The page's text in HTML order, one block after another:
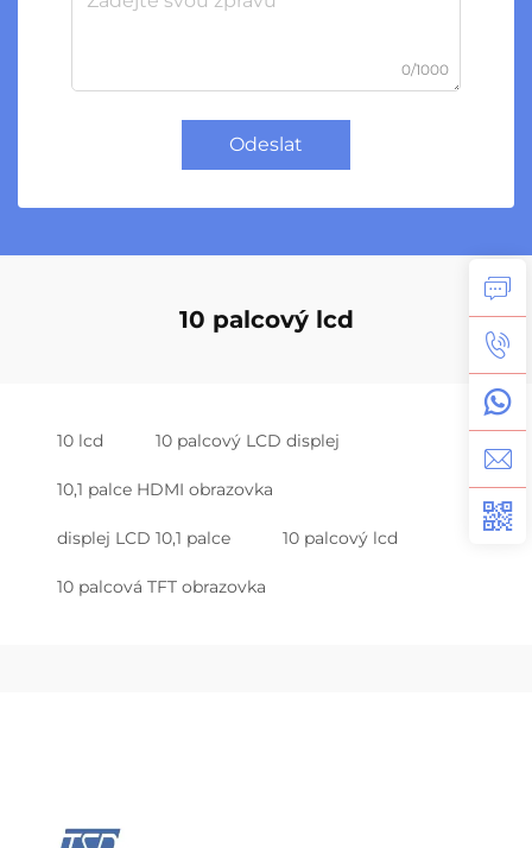
0/1000
Odeslat
10 palcový lcd
10 lcd 10 palcový LCD displej
10,1 palce HDMI obrazovka
displej LCD 10,1 palce 10 palcový lcd
10 palcová TFT obrazovka